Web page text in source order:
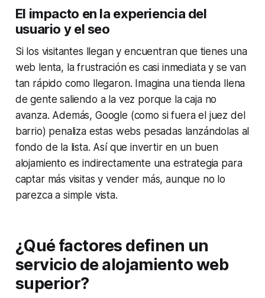
El impacto en la experiencia del
usuario y el seo
Si los visitantes llegan y encuentran que tienes una
web lenta, la frustración es casi inmediata y se van
tan rápido como llegaron. Imagina una tienda llena
de gente saliendo a la vez porque la caja no
avanza. Además, Google (como si fuera el juez del
barrio) penaliza estas webs pesadas lanzándolas al
fondo de la lista. Así que invertir en un buen
alojamiento es indirectamente una estrategia para
captar más visitas y vender más, aunque no lo
parezca a simple vista.
¿Qué factores definen un
servicio de alojamiento web
superior?